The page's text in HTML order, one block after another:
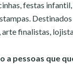
festas
finalistas,
a pessoas que